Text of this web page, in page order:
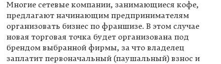
Многие сетевые компании, занимающиеся кофе,
предлагают начинающим предпринимателям
организовать бизнес по франшизе. В этом случае
новая торговая точка будет организована под
брендом выбранной фирмы, за что владелец
заплатит первоначальный (паушальный) взнос и